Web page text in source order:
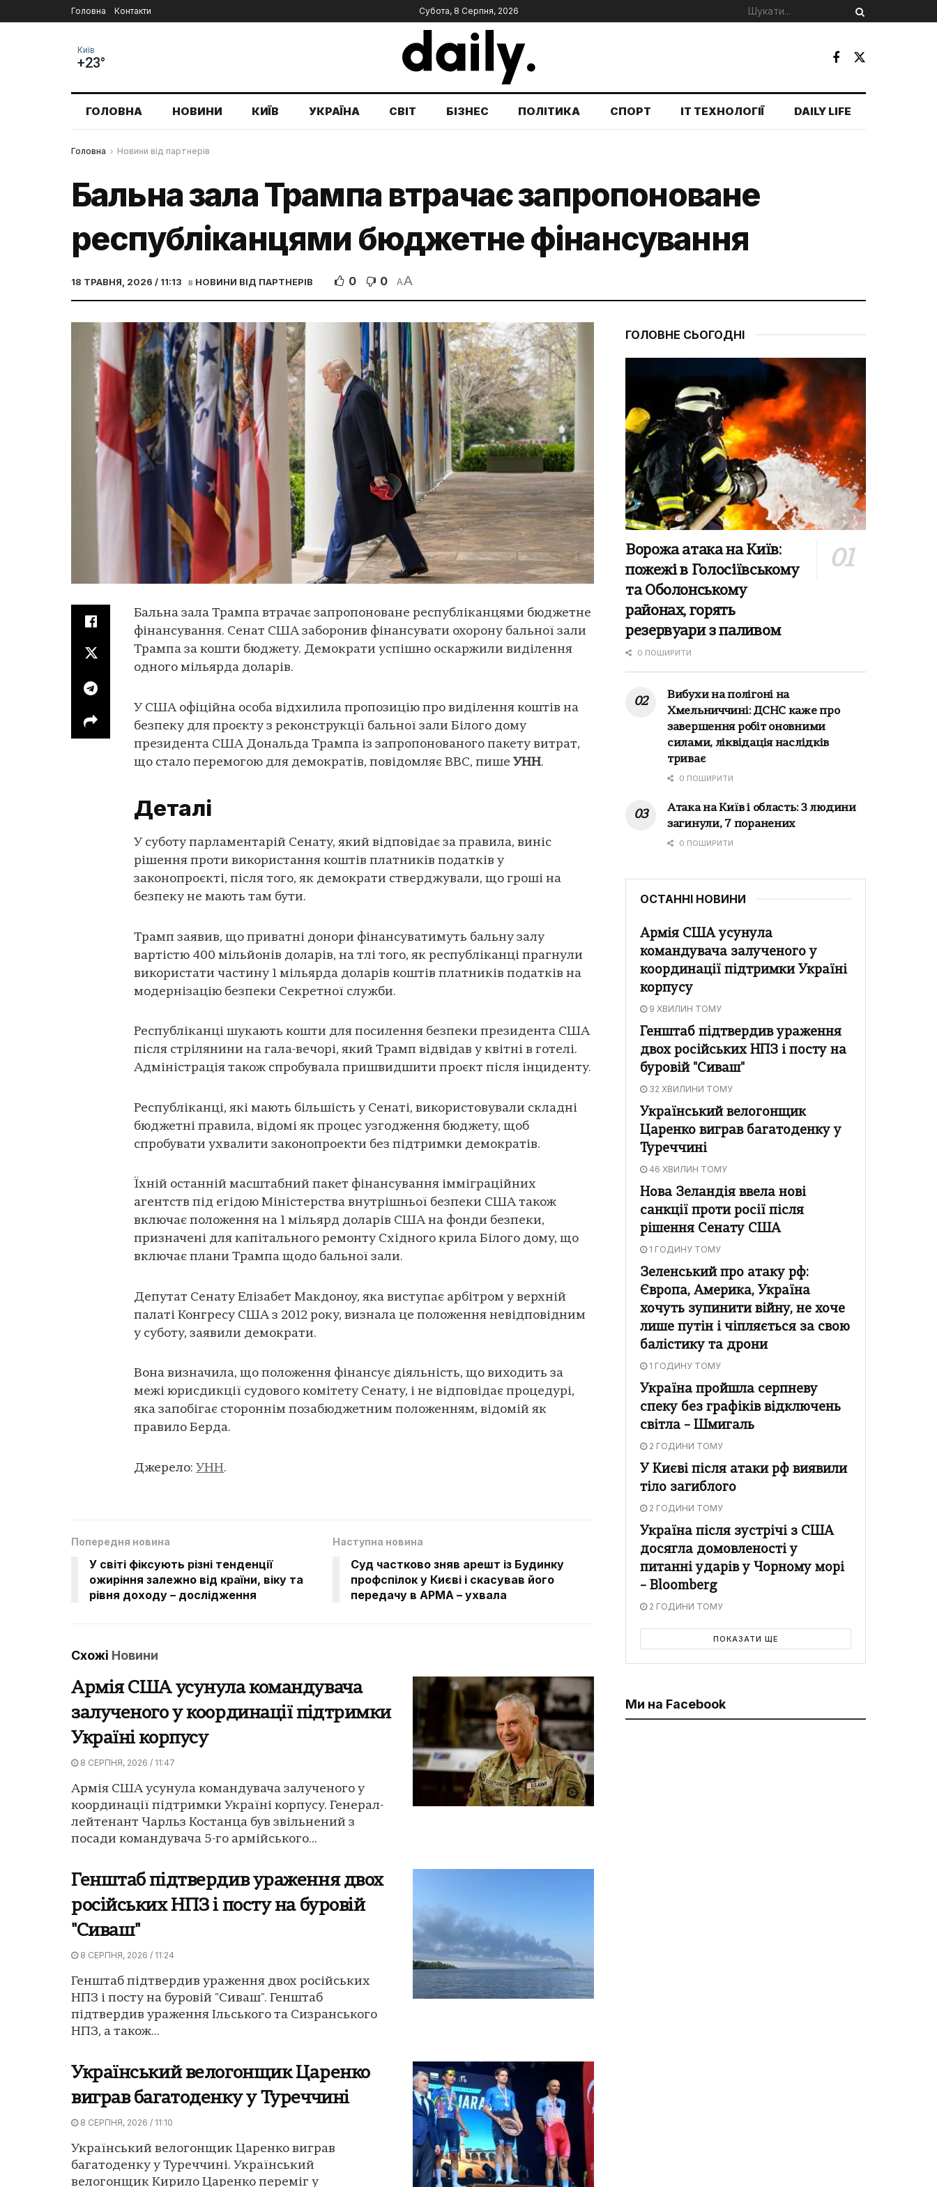
Головна Контакти Субота, 8 Серпня, 2026
Київ
+23°
ГОЛОВНА НОВИНИ КИЇВ УКРАЇНА СВІТ БІЗНЕС ПОЛІТИКА СПОРТ IT ТЕХНОЛОГІЇ DAILY LIFE
Головна Новини від партнерів
Бальна зала Трампа втрачає запропоноване
республіканцями бюджетне фінансування
18 ТРАВНЯ, 2026 / 11:13 в НОВИНИ ВІД ПАРТНЕРІВ 0 0 AA
Бальна зала Трампа втрачає запропоноване республіканцями бюджетне
фінансування. Сенат США заборонив фінансувати охорону бальної зали
Трампа за кошти бюджету. Демократи успішно оскаржили виділення
одного мільярда доларів.
У США офіційна особа відхилила пропозицію про виділення коштів на
безпеку для проєкту з реконструкції бальної зали Білого дому
президента США Дональда Трампа із запропонованого пакету витрат,
що стало перемогою для демократів, повідомляє BBC, пише УНН.
Деталі
У суботу парламентарій Сенату, який відповідає за правила, виніс
рішення проти використання коштів платників податків у
законопроєкті, після того, як демократи стверджували, що гроші на
безпеку не мають там бути.
Трамп заявив, що приватні донори фінансуватимуть бальну залу
вартістю 400 мільйонів доларів, на тлі того, як республіканці прагнули
використати частину 1 мільярда доларів коштів платників податків на
модернізацію безпеки Секретної служби.
Республіканці шукають кошти для посилення безпеки президента США
після стрілянини на гала-вечорі, який Трамп відвідав у квітні в готелі.
Адміністрація також спробувала пришвидшити проєкт після інциденту.
Республіканці, які мають більшість у Сенаті, використовували складні
бюджетні правила, відомі як процес узгодження бюджету, щоб
спробувати ухвалити законопроекти без підтримки демократів.
Їхній останній масштабний пакет фінансування імміграційних
агентств під егідою Міністерства внутрішньої безпеки США також
включає положення на 1 мільярд доларів США на фонди безпеки,
призначені для капітального ремонту Східного крила Білого дому, що
включає плани Трампа щодо бальної зали.
Депутат Сенату Елізабет Макдоноу, яка виступає арбітром у верхній
палаті Конгресу США з 2012 року, визнала це положення невідповідним
у суботу, заявили демократи.
Вона визначила, що положення фінансує діяльність, що виходить за
межі юрисдикції судового комітету Сенату, і не відповідає процедурі,
яка запобігає стороннім позабюджетним положенням, відомій як
правило Берда.
Джерело: УНН.
Попередня новина
У світі фіксують різні тенденції
ожиріння залежно від країни, віку та
рівня доходу – дослідження
Наступна новина
Суд частково зняв арешт із Будинку
профспілок у Києві і скасував його
передачу в АРМА – ухвала
Схожі Новини
Армія США усунула командувача
залученого у координації підтримки
Україні корпусу
8 СЕРПНЯ, 2026 / 11:47
Армія США усунула командувача залученого у
координації підтримки Україні корпусу. Генерал-
лейтенант Чарльз Костанца був звільнений з
посади командувача 5-го армійського...
Генштаб підтвердив ураження двох
російських НПЗ і посту на буровій
"Сиваш"
8 СЕРПНЯ, 2026 / 11:24
Генштаб підтвердив ураження двох російських
НПЗ і посту на буровій "Сиваш". Генштаб
підтвердив ураження Ільського та Сизранського
НПЗ, а також...
Український велогонщик Царенко
виграв багатоденку у Туреччині
8 СЕРПНЯ, 2026 / 11:10
Український велогонщик Царенко виграв
багатоденку у Туреччині. Український
велогонщик Кирило Царенко переміг у
ГОЛОВНЕ СЬОГОДНІ
Ворожа атака на Київ:
пожежі в Голосіївському
та Оболонському
районах, горять
резервуари з паливом
0 ПОШИРИТИ
Вибухи на полігоні на
Хмельниччині: ДСНС каже про
завершення робіт оновними
силами, ліквідація наслідків
триває
0 ПОШИРИТИ
Атака на Київ і область: 3 людини
загинули, 7 поранених
0 ПОШИРИТИ
ОСТАННІ НОВИНИ
Армія США усунула
командувача залученого у
координації підтримки Україні
корпусу
9 ХВИЛИН ТОМУ
Генштаб підтвердив ураження
двох російських НПЗ і посту на
буровій "Сиваш"
32 ХВИЛИНИ ТОМУ
Український велогонщик
Царенко виграв багатоденку у
Туреччині
46 ХВИЛИН ТОМУ
Нова Зеландія ввела нові
санкції проти росії після
рішення Сенату США
1 ГОДИНУ ТОМУ
Зеленський про атаку рф:
Європа, Америка, Україна
хочуть зупинити війну, не хоче
лише путін і чіпляється за свою
балістику та дрони
1 ГОДИНУ ТОМУ
Україна пройшла серпневу
спеку без графіків відключень
світла – Шмигаль
2 ГОДИНИ ТОМУ
У Києві після атаки рф виявили
тіло загиблого
2 ГОДИНИ ТОМУ
Україна після зустрічі з США
досягла домовленості у
питанні ударів у Чорному морі
– Bloomberg
2 ГОДИНИ ТОМУ
ПОКАЗАТИ ЩЕ
Ми на Facebook